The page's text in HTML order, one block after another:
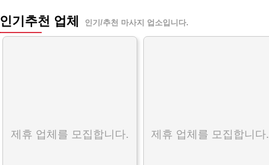
인기추천 업체 인기/추천 마사지 업소입니다.
제휴 업체를 모집합니다. 제휴 업체를 모집합니다.